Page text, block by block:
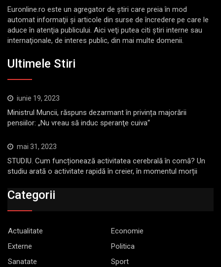
Euronline.ro este un agregator de ştiri care preia în mod
automat informaţii şi articole din surse de încredere pe care le
aduce în atenţia publicului. Aici veţi putea citi ştiri interne sau
internaţionale, de interes public, din mai multe domenii.
Ultimele Stiri
iunie 19, 2023
Ministrul Muncii, răspuns dezarmant în privința majorării
pensiilor: „Nu vreau să induc speranţe cuiva“
mai 31, 2023
STUDIU. Cum funcționează activitatea cerebrală în comă? Un
studiu arată o activitate rapidă în creier, în momentul morții
Categorii
Actualitate
Economie
Externe
Politica
Sanatate
Sport